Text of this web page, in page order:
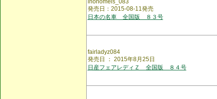
ihonomeis_083
発売日：2015-08-11発売
日本の名車 全国版 ８３号
fairladyz084
発売日 ： 2015年8月25日
日産フェアレディＺ 全国版 ８４号